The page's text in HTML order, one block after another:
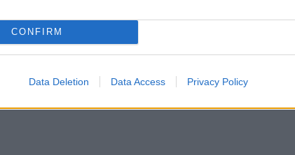
CONFIRM
Data Deletion Data Access Privacy Policy